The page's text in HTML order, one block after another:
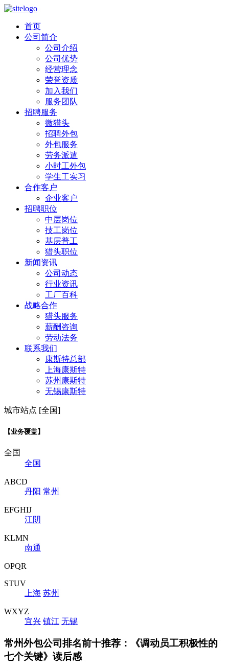
首页
公司简介
公司介绍
公司优势
经营理念
荣誉资质
加入我们
服务团队
招聘服务
微猎头
招聘外包
外包服务
劳务派遣
小时工外包
学生工实习
合作客户
企业客户
招聘职位
中层岗位
技工岗位
基层普工
猎头职位
新闻资讯
公司动态
行业资讯
工厂百科
战略合作
猎头服务
薪酬咨询
劳动法务
联系我们
康斯特总部
上海康斯特
苏州康斯特
无锡康斯特
城市站点 [全国]
【业务覆盖】
全国
全国
ABCD
丹阳 常州
EFGHIJ
江阴
KLMN
南通
OPQR
STUV
上海 苏州
WXYZ
宜兴 镇江 无锡
常州外包公司排名前十推荐：《调动员工积极性的
七个关键》读后感